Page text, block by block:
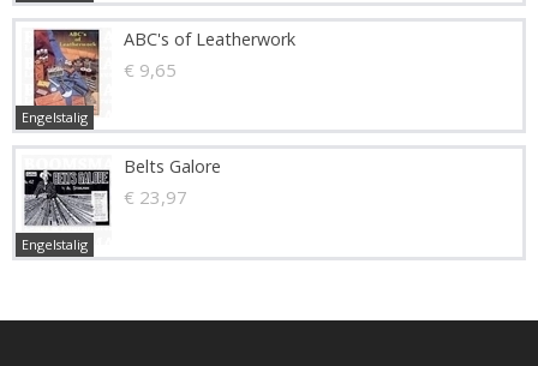
ABC's of Leatherwork
€ 9,65
Engelstalig
Belts Galore
€ 23,97
Engelstalig